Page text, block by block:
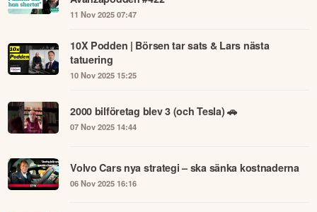
11 Nov 2025 07:47
10X Podden | Börsen tar sats & Lars nästa
tatuering
10 Nov 2025 15:25
2000 bilföretag blev 3 (och Tesla) 🚗
07 Nov 2025 14:44
Volvo Cars nya strategi – ska sänka kostnaderna
06 Nov 2025 16:16